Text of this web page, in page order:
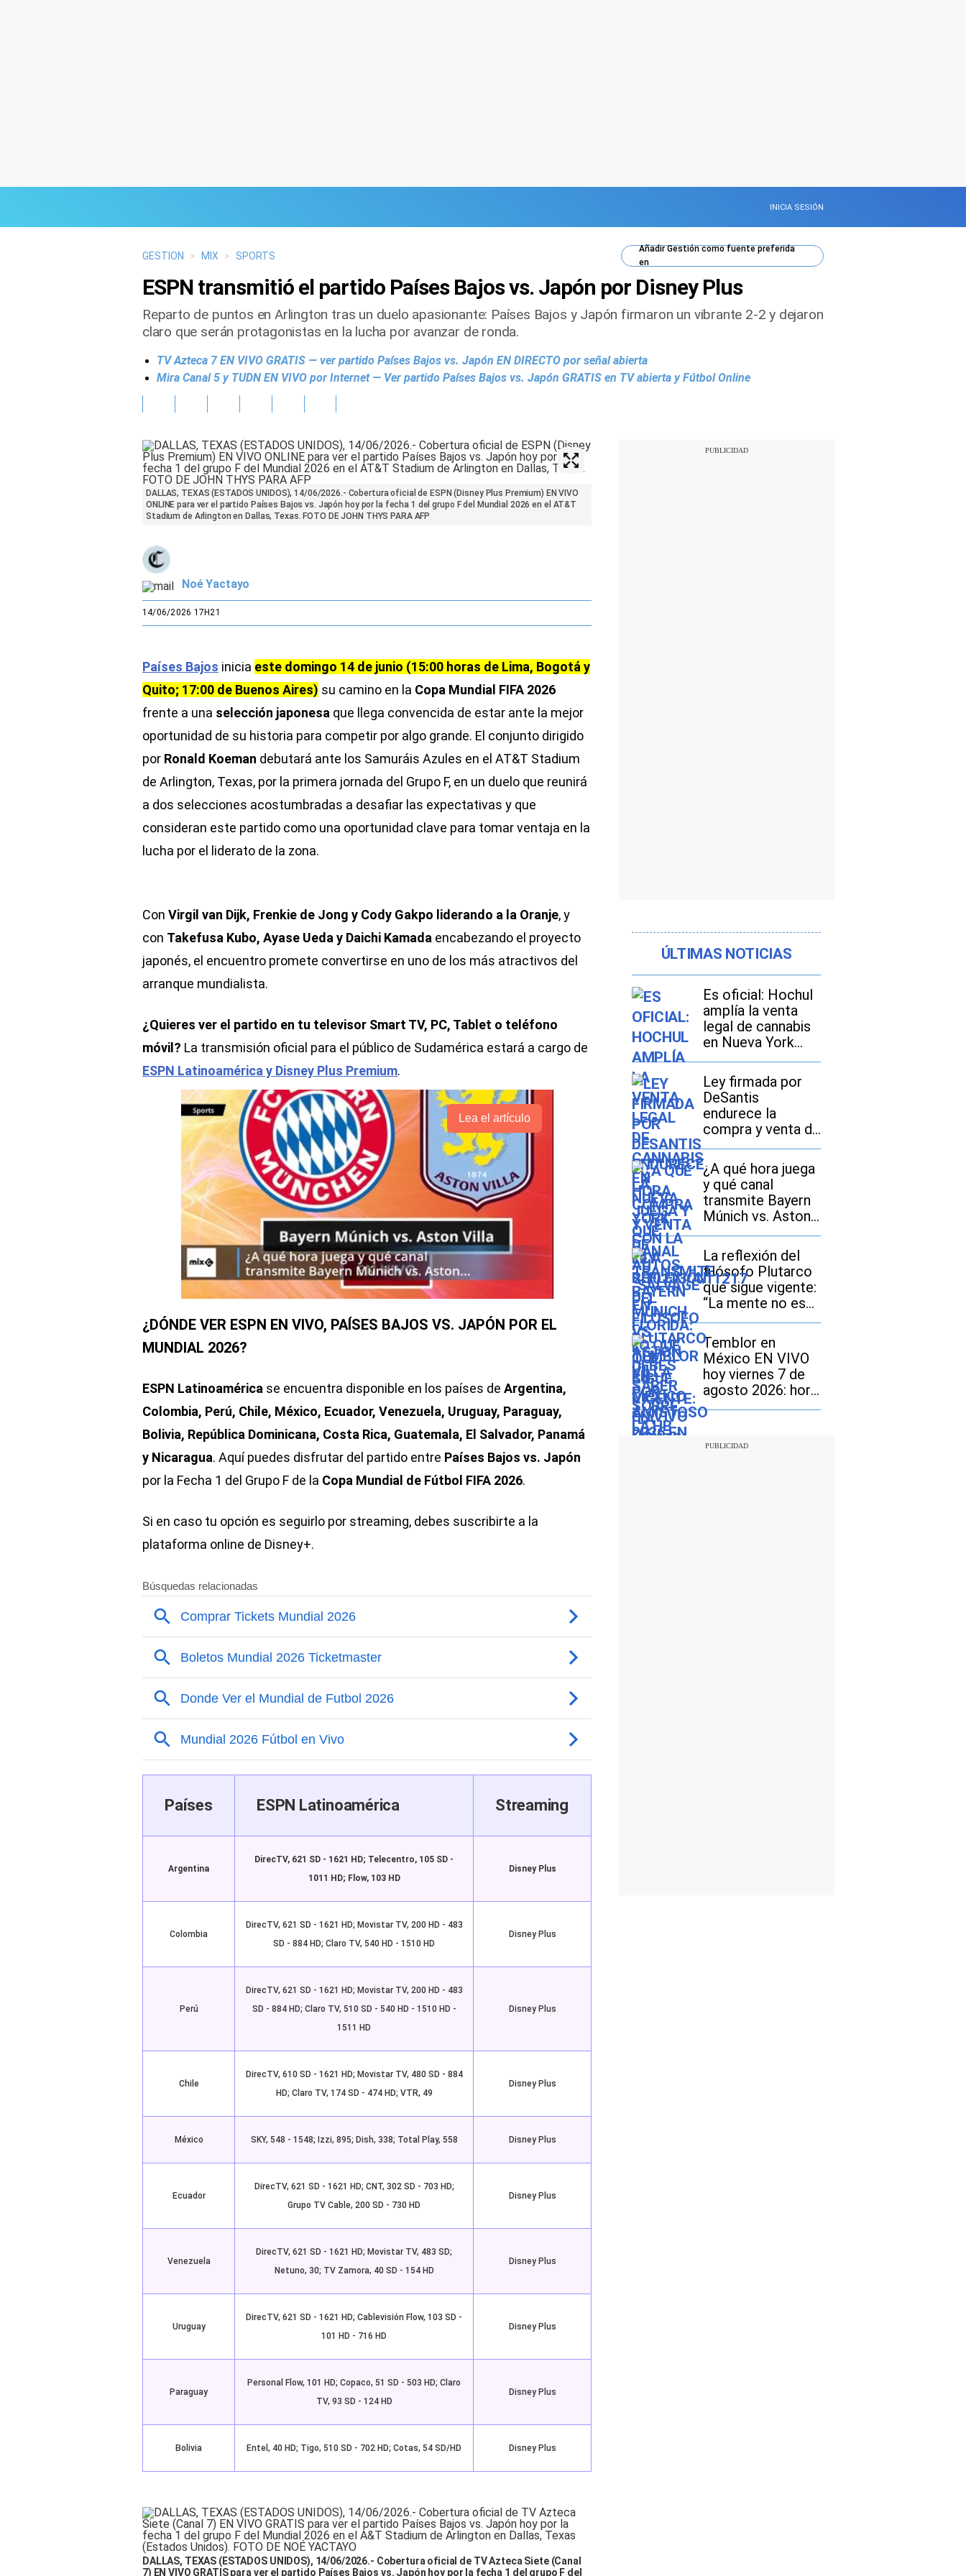
INICIA SESIÓN
GESTION > MIX > SPORTS
AñadirGestióncomo fuente preferida
en
ESPN transmitió el partido Países Bajos vs. Japón por Disney Plus
Reparto de puntos en Arlington tras un duelo apasionante: Países Bajos y Japón firmaron un vibrante 2-2 y dejaron
claro que serán protagonistas en la lucha por avanzar de ronda.
TV Azteca 7 EN VIVO GRATIS — ver partido Países Bajos vs. Japón EN DIRECTO por señal abierta
Mira Canal 5 y TUDN EN VIVO por Internet — Ver partido Países Bajos vs. Japón GRATIS en TV abierta y Fútbol Online
DALLAS, TEXAS (ESTADOS UNIDOS), 14/06/2026.- Cobertura oficial de ESPN (Disney Plus Premium) EN VIVO
ONLINE para ver el partido Países Bajos vs. Japón hoy por la fecha 1 del grupo F del Mundial 2026 en el AT&T
Stadium de Arlington en Dallas, Texas. FOTO DE JOHN THYS PARA AFP
Noé Yactayo
14/06/2026 17H21
Países Bajos inicia este domingo 14 de junio (15:00 horas de Lima, Bogotá y
Quito; 17:00 de Buenos Aires) su camino en la Copa Mundial FIFA 2026
frente a una selección japonesa que llega convencida de estar ante la mejor
oportunidad de su historia para competir por algo grande. El conjunto dirigido
por Ronald Koeman debutará ante los Samuráis Azules en el AT&T Stadium
de Arlington, Texas, por la primera jornada del Grupo F, en un duelo que reunirá
a dos selecciones acostumbradas a desafiar las expectativas y que
consideran este partido como una oportunidad clave para tomar ventaja en la
lucha por el liderato de la zona.
Con Virgil van Dijk, Frenkie de Jong y Cody Gakpo liderando a la Oranje, y
con Takefusa Kubo, Ayase Ueda y Daichi Kamada encabezando el proyecto
japonés, el encuentro promete convertirse en uno de los más atractivos del
arranque mundialista.
¿Quieres ver el partido en tu televisor Smart TV, PC, Tablet o teléfono
móvil? La transmisión oficial para el público de Sudamérica estará a cargo de
ESPN Latinoamérica y Disney Plus Premium.
Lea el artículo
¿DÓNDE VER ESPN EN VIVO, PAÍSES BAJOS VS. JAPÓN POR EL
MUNDIAL 2026?
ESPN Latinoamérica se encuentra disponible en los países de Argentina,
Colombia, Perú, Chile, México, Ecuador, Venezuela, Uruguay, Paraguay,
Bolivia, República Dominicana, Costa Rica, Guatemala, El Salvador, Panamá
y Nicaragua. Aquí puedes disfrutar del partido entre Países Bajos vs. Japón
por la Fecha 1 del Grupo F de la Copa Mundial de Fútbol FIFA 2026.
Si en caso tu opción es seguirlo por streaming, debes suscribirte a la
plataforma online de Disney+.
Países ESPN Latinoamérica Streaming
Argentina
DirecTV, 621 SD - 1621 HD; Telecentro, 105 SD -
1011 HD; Flow, 103 HD
Disney Plus
Colombia
DirecTV, 621 SD - 1621 HD; Movistar TV, 200 HD - 483
SD - 884 HD; Claro TV, 540 HD - 1510 HD
Disney Plus
Perú
DirecTV, 621 SD - 1621 HD; Movistar TV, 200 HD - 483
SD - 884 HD; Claro TV, 510 SD - 540 HD - 1510 HD -
1511 HD
Disney Plus
Chile
DirecTV, 610 SD - 1621 HD; Movistar TV, 480 SD - 884
HD; Claro TV, 174 SD - 474 HD; VTR, 49
Disney Plus
México SKY, 548 - 1548; Izzi, 895; Dish, 338; Total Play, 558 Disney Plus
Ecuador
DirecTV, 621 SD - 1621 HD; CNT, 302 SD - 703 HD;
Grupo TV Cable, 200 SD - 730 HD
Disney Plus
Venezuela
DirecTV, 621 SD - 1621 HD; Movistar TV, 483 SD;
Netuno, 30; TV Zamora, 40 SD - 154 HD
Disney Plus
Uruguay
DirecTV, 621 SD - 1621 HD; Cablevisión Flow, 103 SD -
101 HD - 716 HD
Disney Plus
Paraguay
Personal Flow, 101 HD; Copaco, 51 SD - 503 HD; Claro
TV, 93 SD - 124 HD
Disney Plus
Bolivia Entel, 40 HD; Tigo, 510 SD - 702 HD; Cotas, 54 SD/HD Disney Plus
DALLAS, TEXAS (ESTADOS UNIDOS), 14/06/2026.- Cobertura oficial de TV Azteca Siete (Canal
7) EN VIVO GRATIS para ver el partido Países Bajos vs. Japón hoy por la fecha 1 del grupo F del
ÚLTIMAS NOTICIAS
Es oficial: Hochul
amplía la venta
legal de cannabis
en Nueva York
con la ley
S.10113/A.11217
Ley firmada por
DeSantis
endurece la
compra y venta de
autos “salvage” en
Florida: lo que
debes saber sobre
la HB 961
¿A qué hora juega
y qué canal
transmite Bayern
Múnich vs. Aston
Villa por amistoso
2026 en México,
Estados Unidos y
España?
La reflexión del
filósofo Plutarco
que sigue vigente:
“La mente no es
un vaso que hay
que llenar, sino un
fuego que hay que
encender”
Temblor en
México EN VIVO
hoy viernes 7 de
agosto 2026: hora
exacta, magnitud y
dónde fue el
último